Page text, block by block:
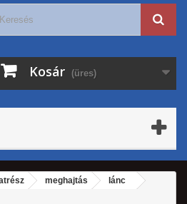
Kosár (üres)
meghajtás
lánc